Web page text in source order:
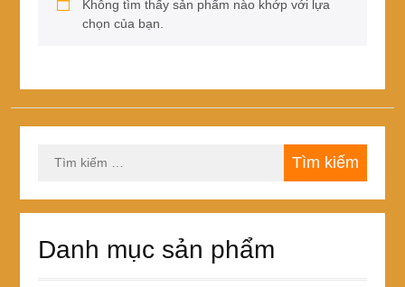
Không tìm thấy sản phẩm nào khớp với lựa
chọn của bạn.
kiếm
Danh mục sản phẩm